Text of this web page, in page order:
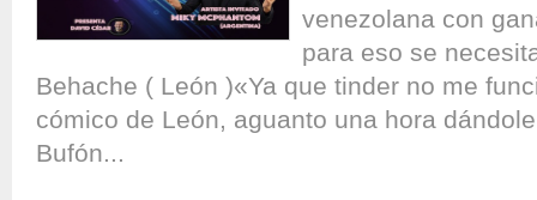
venezolana con
para eso se
Behache ( León )«Ya que tinder no me
cómico de León, aguanto una hora
Bufón...